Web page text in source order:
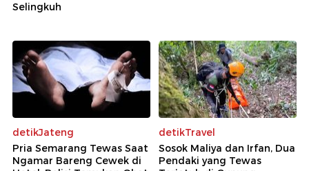
Selingkuh
detikJateng
Pria Semarang Tewas Saat
Ngamar Bareng Cewek di
detikTravel
Sosok Maliya dan Irfan, Dua
Pendaki yang Tewas